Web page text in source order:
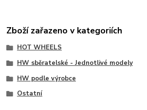
Zboží zařazeno v kategoriích
HOT WHEELS
HW sběratelské - Jednotlivé modely
HW podle výrobce
Ostatní